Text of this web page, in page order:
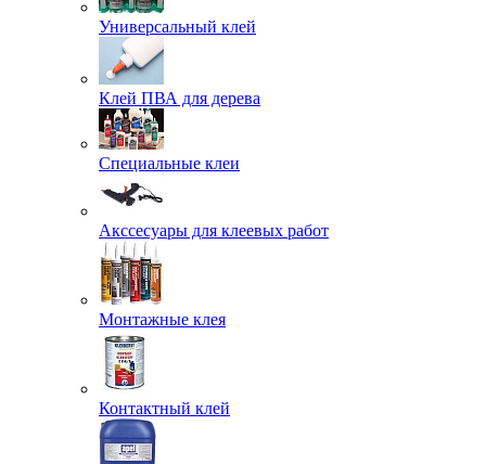
Универсальный клей
Клей ПВА для дерева
Специальные клеи
Акссесуары для клеевых работ
Монтажные клея
Контактный клей